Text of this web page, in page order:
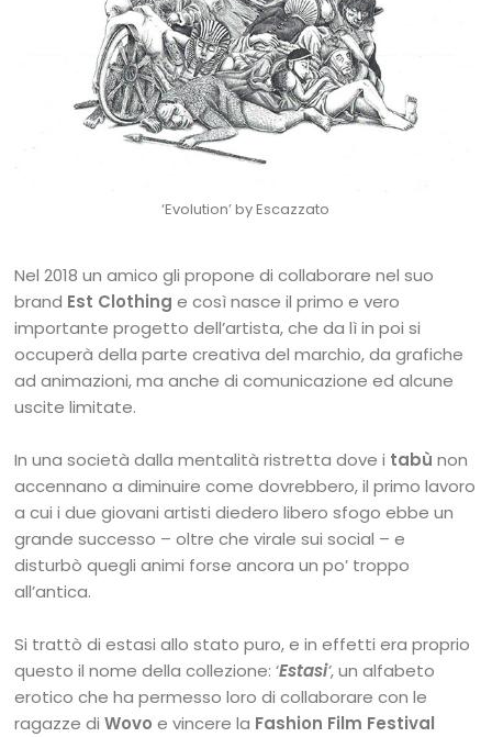
‘Evolution’ by Escazzato
Nel 2018 un amico gli propone di collaborare nel suo
brand Est Clothing e così nasce il primo e vero
importante progetto dell’artista, che da lì in poi si
occuperà della parte creativa del marchio, da grafiche
ad animazioni, ma anche di comunicazione ed alcune
uscite limitate.
In una società dalla mentalità ristretta dove i tabù non
accennano a diminuire come dovrebbero, il primo lavoro
a cui i due giovani artisti diedero libero sfogo ebbe un
grande successo – oltre che virale sui social – e
disturbò quegli animi forse ancora un po’ troppo
all’antica.
Si trattò di estasi allo stato puro, e in effetti era proprio
questo il nome della collezione: ‘Estasi’, un alfabeto
erotico che ha permesso loro di collaborare con le
ragazze diWovo e vincere la Fashion Film Festival